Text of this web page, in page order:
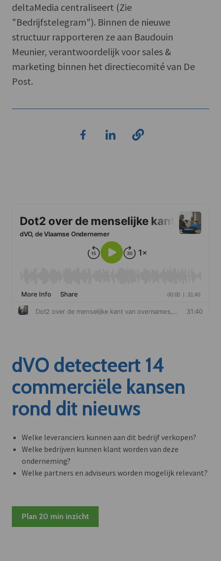
deltaMedia centraliseert (Zie
"Bedrijfstelegram"). Binnen de nieuwe
structuur rapporteren ze aan Baudouin
Meunier, verantwoordelijk voor sales &
marketing binnen het directiecomité van De
Post.
dVO detecteert 14
commerciële kansen
rond dit nieuws
Welke leveranciers kunnen aan dit bedrijf verkopen?
Welke bedrijven kunnen klant worden van deze
onderneming?
Welke partners en adviseurs worden mogelijk relevant?
Plan 20 min inzicht